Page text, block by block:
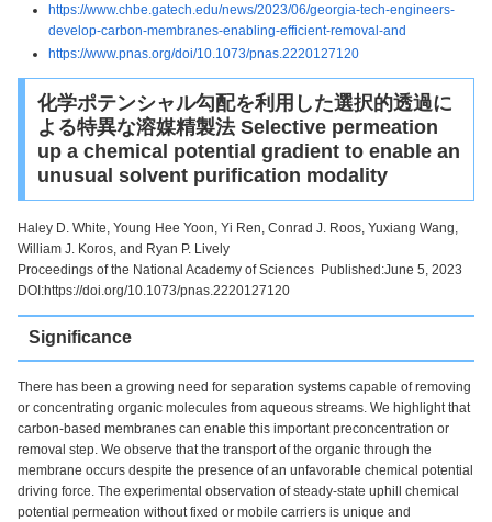
https://www.chbe.gatech.edu/news/2023/06/georgia-tech-engineers-
develop-carbon-membranes-enabling-efficient-removal-and
https://www.pnas.org/doi/10.1073/pnas.2220127120
化学ポテンシャル勾配を利用した選択的透過に
よる特異な溶媒精製法 Selective permeation
up a chemical potential gradient to enable an
unusual solvent purification modality
Haley D. White, Young Hee Yoon, Yi Ren, Conrad J. Roos, Yuxiang Wang,
William J. Koros, and Ryan P. Lively
Proceedings of the National Academy of Sciences Published:June 5, 2023
DOI:https://doi.org/10.1073/pnas.2220127120
Significance
There has been a growing need for separation systems capable of removing
or concentrating organic molecules from aqueous streams. We highlight that
carbon-based membranes can enable this important preconcentration or
removal step. We observe that the transport of the organic through the
membrane occurs despite the presence of an unfavorable chemical potential
driving force. The experimental observation of steady-state uphill chemical
potential permeation without fixed or mobile carriers is unique and